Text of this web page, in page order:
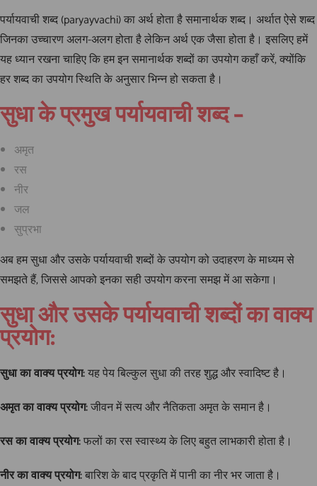
पर्यायवाची शब्द (paryayvachi) का अर्थ होता है समानार्थक शब्द। अर्थात ऐसे शब्द
जिनका उच्चारण अलग-अलग होता है लेकिन अर्थ एक जैसा होता है। इसलिए हमें
यह ध्यान रखना चाहिए कि हम इन समानार्थक शब्दों का उपयोग कहाँ करें, क्योंकि
हर शब्द का उपयोग स्थिति के अनुसार भिन्न हो सकता है।
सुधा के प्रमुख पर्यायवाची शब्द –
अमृत
रस
नीर
जल
सुप्रभा
अब हम सुधा और उसके पर्यायवाची शब्दों के उपयोग को उदाहरण के माध्यम से
समझते हैं, जिससे आपको इनका सही उपयोग करना समझ में आ सकेगा।
सुधा और उसके पर्यायवाची शब्दों का वाक्य
प्रयोग:
सुधा का वाक्य प्रयोग:यह पेय बिल्कुल सुधा की तरह शुद्ध और स्वादिष्ट है।
अमृत का वाक्य प्रयोग:जीवन में सत्य और नैतिकता अमृत के समान है।
रस का वाक्य प्रयोग:फलों का रस स्वास्थ्य के लिए बहुत लाभकारी होता है।
नीर का वाक्य प्रयोग:बारिश के बाद प्रकृति में पानी का नीर भर जाता है।